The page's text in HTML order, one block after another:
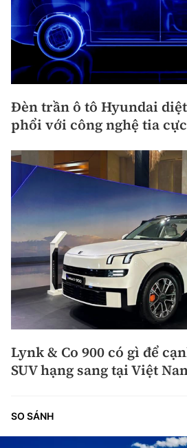
Đèn trần ô tô Hyundai
phổi với công nghệ tia
Lynk & Co 900 có gì để
SUV hạng sang tại Việt
SO SÁNH